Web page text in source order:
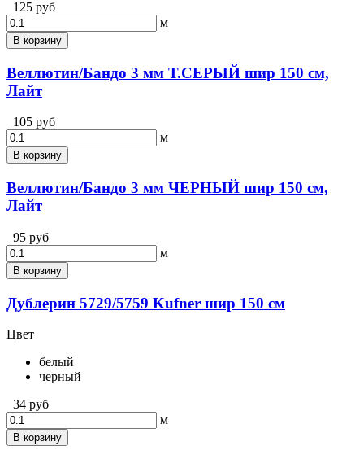
125 руб
м
В корзину
Веллютин/Бандо 3 мм Т.СЕРЫЙ шир 150 см,
Лайт
105 руб
м
В корзину
Веллютин/Бандо 3 мм ЧЕРНЫЙ шир 150 см,
Лайт
95 руб
м
В корзину
Дублерин 5729/5759 Kufner шир 150 см
Цвет
белый
черный
34 руб
м
В корзину